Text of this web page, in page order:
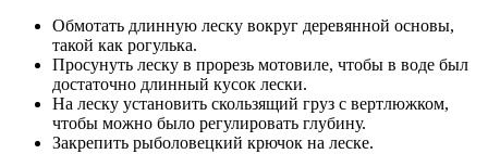
Обмотать длинную леску вокруг деревянной основы,
такой как рогулька.
Просунуть леску в прорезь мотовиле, чтобы в воде был
достаточно длинный кусок лески.
На леску установить скользящий груз с вертлюжком,
чтобы можно было регулировать глубину.
Закрепить рыболовецкий крючок на леске.